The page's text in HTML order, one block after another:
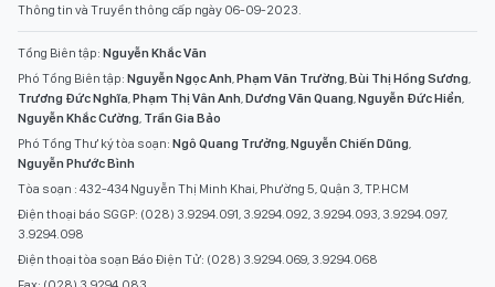
Thông tin và Truyền thông cấp ngày 06-09-2023.
Tổng Biên tập: Nguyễn Khắc Văn
Phó Tổng Biên tập: Nguyễn Ngọc Anh,Phạm Văn Trường,Bùi Thị Hồng Sương,
Trương Đức Nghĩa,Phạm Thị Vân Anh,Dương Văn Quang,Nguyễn Đức Hiển,
Nguyễn Khắc Cường, Trần Gia Bảo
Phó Tổng Thư ký tòa soạn: Ngô Quang Trưởng,Nguyễn Chiến Dũng,
Nguyễn Phước Bình
Tòa soạn : 432-434 Nguyễn Thị Minh Khai, Phường 5, Quận 3, TP.HCM
Điện thoại báo SGGP: (028) 3.9294.091, 3.9294.092, 3.9294.093, 3.9294.097,
3.9294.098
Điện thoại tòa soạn Báo Điện Tử: (028) 3.9294.069, 3.9294.068